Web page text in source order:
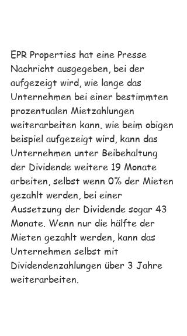
EPR Properties hat eine Presse
Nachricht ausgegeben, bei der
aufgezeigt wird, wie lange das
Unternehmen bei einer bestimmten
prozentualen Mietzahlungen
weiterarbeiten kann. wie beim obigen
beispiel aufgezeigt wird, kann das
Unternehmen unter Beibehaltung
der Dividende weitere 19 Monate
arbeiten, selbst wenn 0% der Mieten
gezahlt werden, bei einer
Aussetzung der Dividende sogar 43
Monate. Wenn nur die hälfte der
Mieten gezahlt werden, kann das
Unternehmen selbst mit
Dividendenzahlungen über 3 Jahre
weiterarbeiten.